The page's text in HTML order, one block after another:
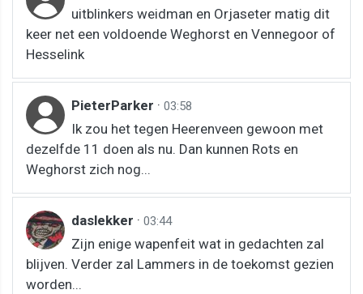
uitblinkers weidman en Orjaseter matig dit
keer net een voldoende Weghorst en Vennegoor of
Hesselink
PieterParker · 03:58
Ik zou het tegen Heerenveen gewoon met
dezelfde 11 doen als nu. Dan kunnen Rots en
Weghorst zich nog...
daslekker · 03:44
Zijn enige wapenfeit wat in gedachten zal
blijven. Verder zal Lammers in de toekomst gezien
worden...